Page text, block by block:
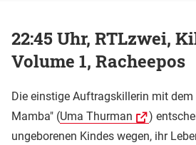
22:45 Uhr, RTLzwei,
Volume 1, Racheepos
Die einstige Auftragskillerin mit dem
Mamba" (Uma Thurman
)
ungeborenen Kindes wegen, ihr